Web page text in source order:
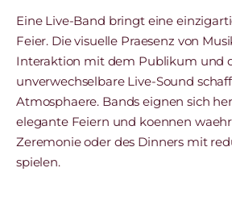
Eine Live-Band bringt eine
Feier. Die visuelle Praesenz von
Interaktion mit dem Publikum und
unverwechselbare Live-Sound
Atmosphaere. Bands eignen sich
elegante Feiern und koennen
Zeremonie oder des Dinners mit
spielen.